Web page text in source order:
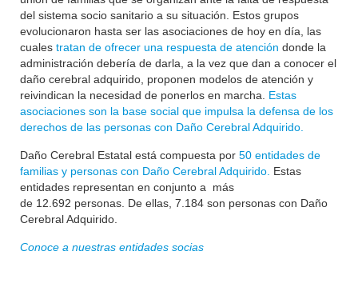
del sistema socio sanitario a su situación. Estos grupos
evolucionaron hasta ser las asociaciones de hoy en día, las
cuales tratan de ofrecer una respuesta de atención donde la
administración debería de darla, a la vez que dan a conocer el
daño cerebral adquirido, proponen modelos de atención y
reivindican la necesidad de ponerlos en marcha. Estas
asociaciones son la base social que impulsa la defensa de los
derechos de las personas con Daño Cerebral Adquirido.
Daño Cerebral Estatal está compuesta por 50 entidades de
familias y personas con Daño Cerebral Adquirido. Estas
entidades representan en conjunto a más
de 12.692 personas. De ellas, 7.184 son personas con Daño
Cerebral Adquirido.
Conoce a nuestras entidades socias